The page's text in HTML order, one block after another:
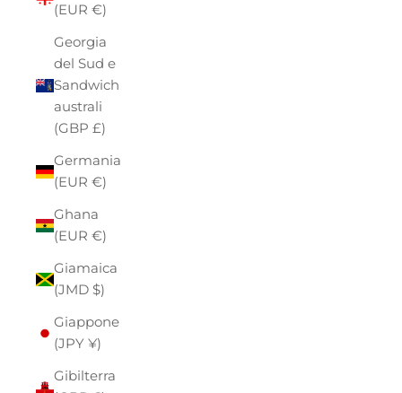
(EUR €)
Georgia
del Sud e
Sandwich
australi
(GBP £)
Germania
(EUR €)
Ghana
(EUR €)
Giamaica
(JMD $)
Giappone
(JPY ¥)
Gibilterra